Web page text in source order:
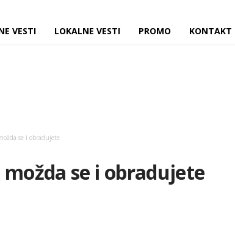
VESTI LOKALNE VESTI PROMO KONTAKT
se i obradujete
se i obradujete